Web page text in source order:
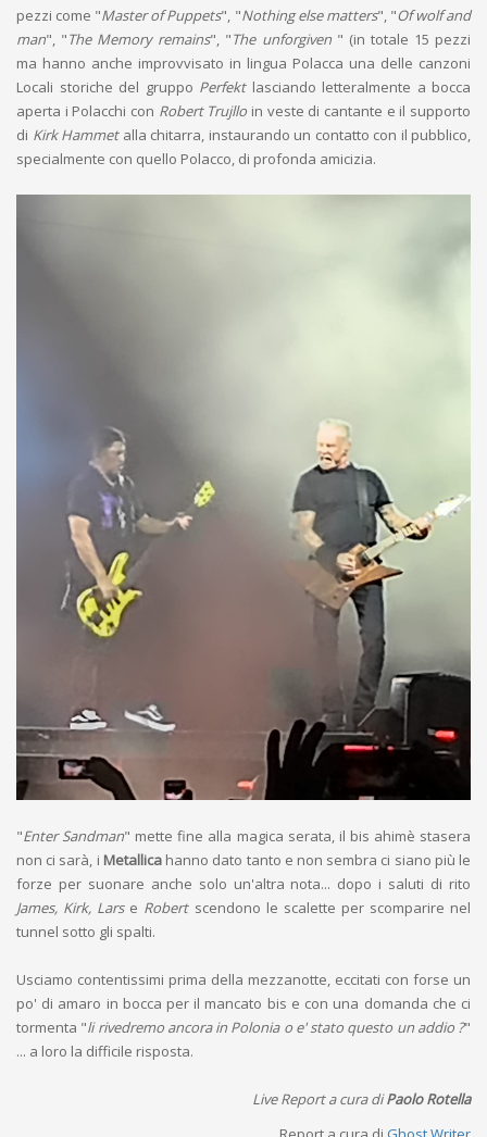
pezzi come "Master of Puppets", "Nothing else matters", "Of wolf and
man", "The Memory remains", "The unforgiven " (in totale 15 pezzi
ma hanno anche improvvisato in lingua Polacca una delle canzoni
Locali storiche del gruppo Perfektlasciando letteralmente a bocca
aperta i Polacchi con Robert Trujllo in veste di cantante e il supporto
di Kirk Hammetalla chitarra, instaurando un contatto con il pubblico,
specialmente con quello Polacco, di profonda amicizia.
"Enter Sandman" mette fine alla magica serata, il bis ahimè stasera
non ci sarà, i Metallicahanno dato tanto e non sembra ci siano più le
forze per suonare anche solo un'altra nota... dopo i saluti di rito
James, Kirk, Larse Robertscendono le scalette per scomparire nel
tunnel sotto gli spalti.
Usciamo contentissimi prima della mezzanotte, eccitati con forse un
po' di amaro in bocca per il mancato bis e con una domanda che ci
tormenta "li rivedremo ancora in Polonia o e' stato questo un addio ?"
... a loro la difficile risposta.
Live Report a cura diPaolo Rotella